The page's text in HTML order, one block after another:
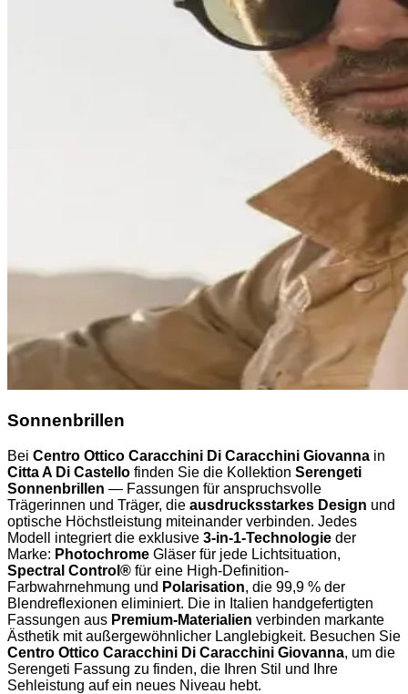
Sonnenbrillen
Bei Centro Ottico Caracchini Di Caracchini Giovanna in
Citta A Di Castello finden Sie die Kollektion Serengeti
Sonnenbrillen — Fassungen für anspruchsvolle
Trägerinnen und Träger, die ausdrucksstarkes Design und
optische Höchstleistung miteinander verbinden. Jedes
Modell integriert die exklusive 3-in-1-Technologie der
Marke: Photochrome Gläser für jede Lichtsituation,
Spectral Control® für eine High-Definition-
Farbwahrnehmung und Polarisation, die 99,9 % der
Blendreflexionen eliminiert. Die in Italien handgefertigten
Fassungen aus Premium-Materialien verbinden markante
Ästhetik mit außergewöhnlicher Langlebigkeit. Besuchen Sie
Centro Ottico Caracchini Di Caracchini Giovanna, um die
Serengeti Fassung zu finden, die Ihren Stil und Ihre
Sehleistung auf ein neues Niveau hebt.